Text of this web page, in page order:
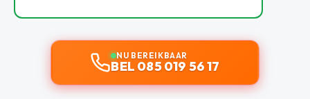
NU BEREIKBAAR
BEL 085 019 56 17